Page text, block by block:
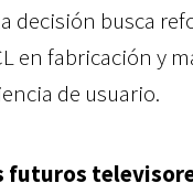
decisión busca
en fabricación y
de usuario.
futuros